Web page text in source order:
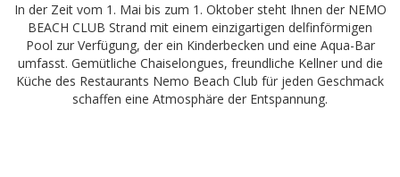
In der Zeit vom 1. Mai bis zum 1. Oktober steht Ihnen der NEMO
BEACH CLUB Strand mit einem einzigartigen delfinförmigen
Pool zur Verfügung, der ein Kinderbecken und eine Aqua-Bar
umfasst. Gemütliche Chaiselongues, freundliche Kellner und die
Küche des Restaurants Nemo Beach Club für jeden Geschmack
schaffen eine Atmosphäre der Entspannung.